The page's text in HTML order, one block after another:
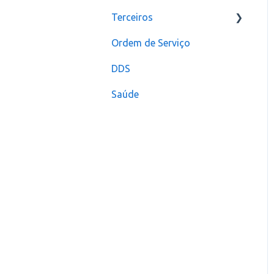
Terceiros
Usuário
Ordem de Serviço
DDS
Saúde